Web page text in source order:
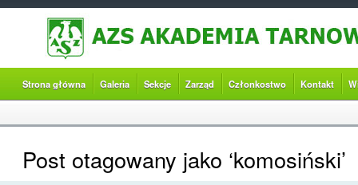
Strona główna Galeria Sekcje Zarząd Członkostwo Kontakt
Post otagowany jako ‘komosiński’